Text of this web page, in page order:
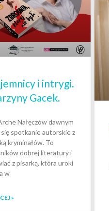
i intrygi.
Gacek.
Nałęczów dawnym
spotkanie autorskie z
kryminałów. To
dobrej literatury i
z pisarką, która uroki
w
»